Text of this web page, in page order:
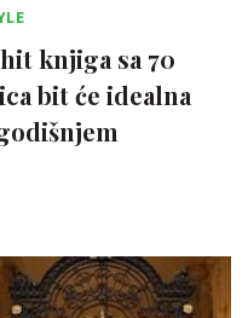
knjiga sa 70
bit će idealna